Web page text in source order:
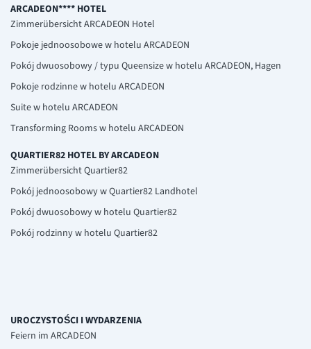
ARCADEON**** HOTEL
Zimmerübersicht ARCADEON Hotel
Pokoje jednoosobowe w hotelu ARCADEON
Pokój dwuosobowy / typu Queensize w hotelu ARCADEON, Hagen
Pokoje rodzinne w hotelu ARCADEON
Suite w hotelu ARCADEON
Transforming Rooms w hotelu ARCADEON
QUARTIER82 HOTEL BY ARCADEON
Zimmerübersicht Quartier82
Pokój jednoosobowy w Quartier82 Landhotel
Pokój dwuosobowy w hotelu Quartier82
Pokój rodzinny w hotelu Quartier82
UROCZYSTOŚCI I WYDARZENIA
Feiern im ARCADEON